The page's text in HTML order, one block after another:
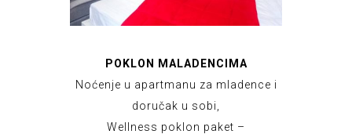
POKLON MALADENCIMA
Noćenje u apartmanu za mladence i
doručak u sobi,
Wellness poklon paket –